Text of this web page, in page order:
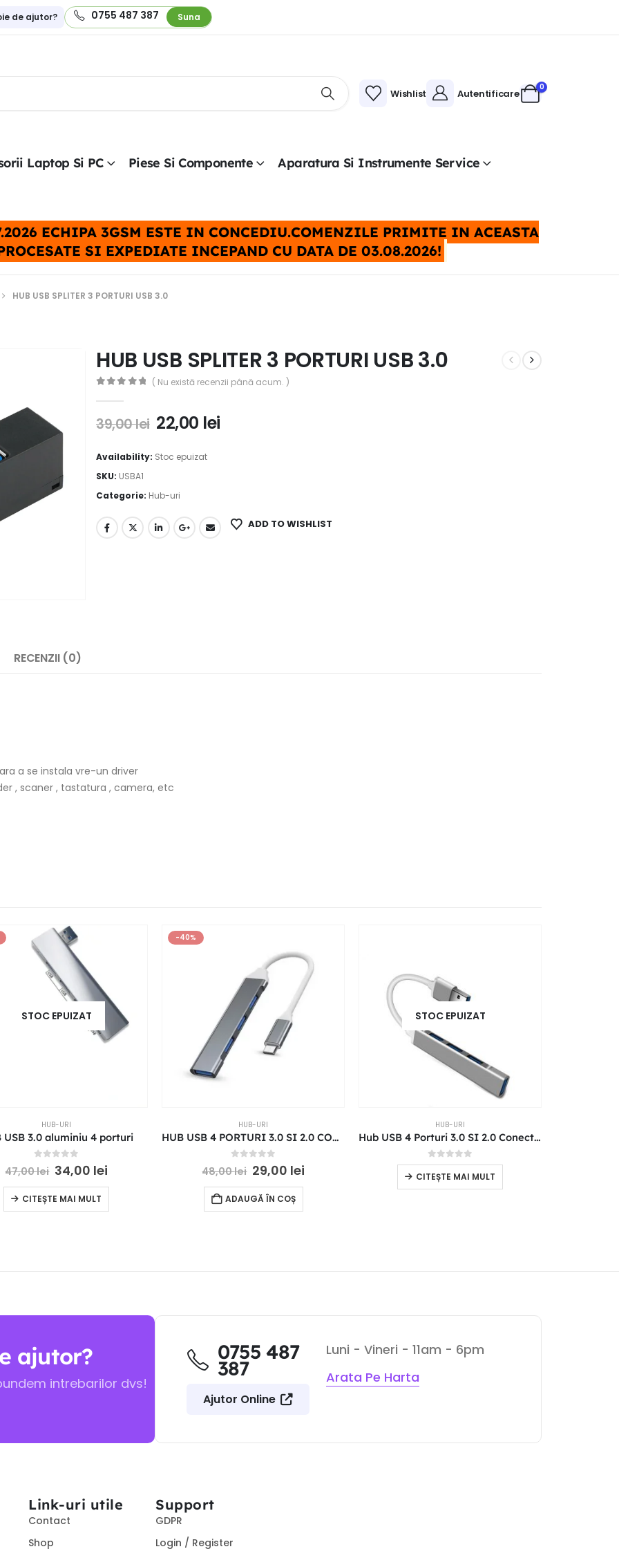
de ajutor? 0755 487 387 Suna
Wishlist Autentificare
0
Laptop Si PC Piese Si Componente Aparatura Si Instrumente Service
ECHIPA 3GSM ESTE IN CONCEDIU.COMENZILE PRIMITE IN ACEASTA
SI EXPEDIATE INCEPAND CU DATA DE 03.08.2026!
HUB USB SPLITER 3 PORTURI USB 3.0
HUB USB SPLITER 3 PORTURI USB 3.0
( Nu există recenzii până acum. )
39,00lei 22,00 lei
Availability: Stoc epuizat
SKU: USBA1
Categorie: Hub-uri
ADD TO WISHLIST
RECENZII (0)
a se instala vre-un driver
, scaner , tastatura , camera, etc
STOC EPUIZAT
HUB-URI
USB 3.0 aluminiu 4 porturi
out of 5
47,00lei 34,00 lei
CITEȘTE MAI MULT
-40%
HUB-URI
HUB USB 4 PORTURI 3.0 SI 2.0 CONECTOR TYPE C Gri
out of 5
48,00lei 29,00 lei
ADAUGĂ ÎN COȘ
STOC EPUIZAT
HUB-URI
Hub USB 4 Porturi 3.0 SI 2.0 Conector USB Gri
0out of 5
CITEȘTE MAI MULT
ajutor?
intrebarilor dvs!
0755 487
387
Ajutor Online
Luni - Vineri - 11am - 6pm
Arata Pe Harta
Link-uri utile
Contact
Shop
Support
GDPR
Login / Register